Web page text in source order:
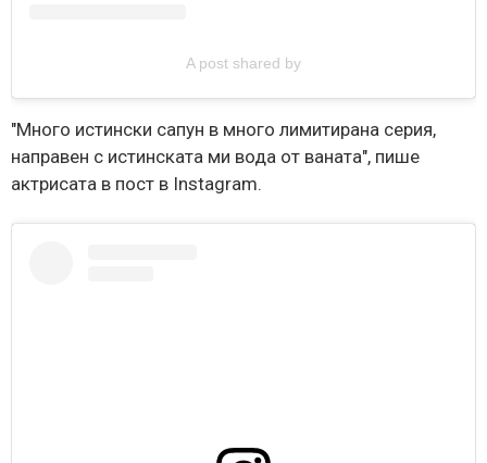
A post shared by
"Много истински сапун в много лимитирана серия,
направен с истинската ми вода от ваната", пише
актрисата в пост в Instagram.